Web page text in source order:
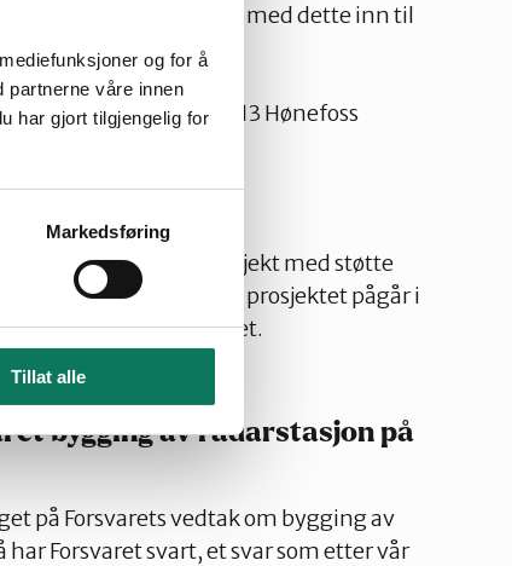
og for å
partnerne våre innen
har gjort tilgjengelig for
Markedsføring
Tillat alle
vedtekter kalles det med dette inn til
18:30-20:00
Hønengata 9, 3513 Hønefoss
involvert i et lokalt prosjekt med støtte
Dette prosjektet pågår i
av Oslofjordsystemet.
16.12.2025
bygging av radarstasjon på
på Forsvarets vedtak om bygging av
Forsvaret svart, et svar som etter vår